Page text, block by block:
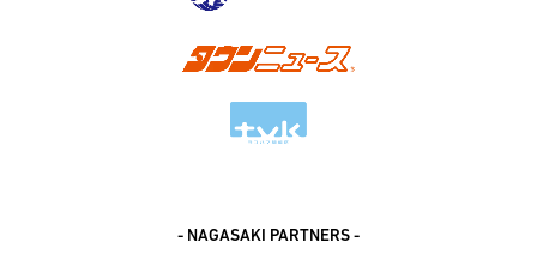
- NAGASAKI PARTNERS -